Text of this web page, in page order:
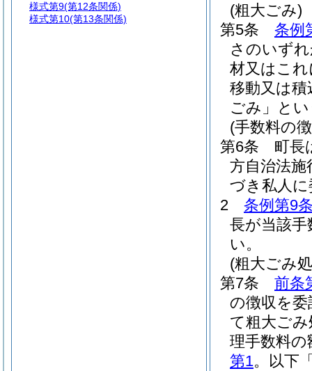
(粗大ごみ)
第5条
条例
さのいず
材又はこ
移動又は
ごみ」と
(手数料の
第6条
町長
方自治法施
づき私人
2
条例第9
長が当該
い。
(粗大ごみ
第7条
前条
の徴収を
て粗大ご
理手数料の
第1。以下
様式第9(第12条関係)
様式第10(第13条関係)